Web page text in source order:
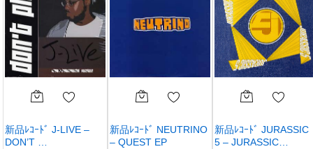
新品ﾚｺｰﾄﾞ J-LIVE –
DON’T …
新品ﾚｺｰﾄﾞ NEUTRINO
– QUEST EP
新品ﾚｺｰﾄﾞ JURASSIC
5 – JURASSIC…